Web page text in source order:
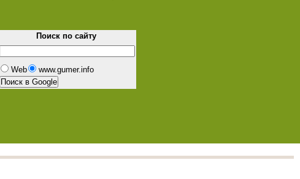
Поиск по сайту
Web www.gumer.info